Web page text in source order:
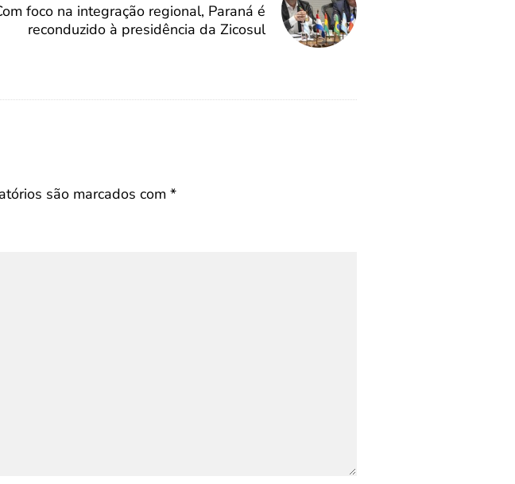
foco na integração regional, Paraná é
reconduzido à presidência da Zicosul
são marcados com *